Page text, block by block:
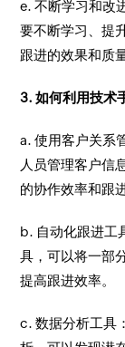
e. 不断学习和改
要不断学习、提
跟进的效果和质量
3. 如何利用技术
a. 使用客户关系
人员管理客户信
的协作效率和跟
b. 自动化跟进工
具，可以将一部
提高跟进效率。
c. 数据分析工具